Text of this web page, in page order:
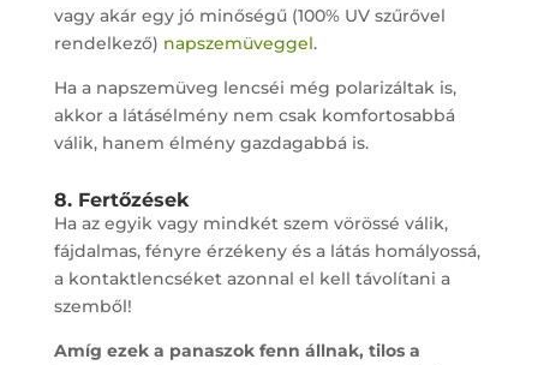
vagy akár egy jó minőségű (100% UV szűrővel
rendelkező) napszemüveggel.
Ha a napszemüveg lencséi még polarizáltak is,
akkor a látásélmény nem csak komfortosabbá
válik, hanem élmény gazdagabbá is.
8. Fertőzések
Ha az egyik vagy mindkét szem vörössé válik,
fájdalmas, fényre érzékeny és a látás homályossá,
a kontaktlencséket azonnal el kell távolítani a
szemből!
Amíg ezek a panaszok fenn állnak, tilos a